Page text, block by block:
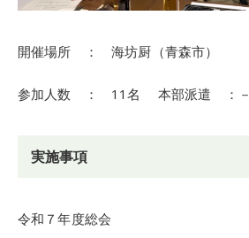
開催場所 ： 海坊厨（青森市）
参加人数 ： 11名 本部派遣 ：－
実施事項
令和７年度総会